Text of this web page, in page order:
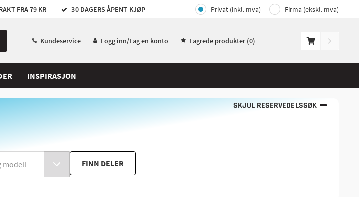
FRA 79 KR 30 DAGERS ÅPENT KJØP Privat (inkl. mva) Firma (ekskl. mva)
Kundeservice Logg inn/Lag en konto Lagrede produkter (0)
INSPIRASJON
SKJUL RESERVEDELSSØK
FINN DELER